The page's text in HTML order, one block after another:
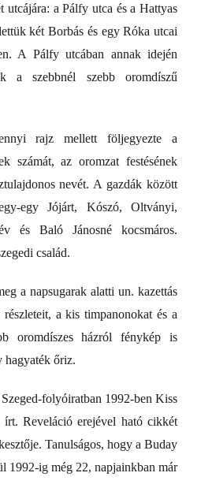
utcájára: a Pálfy utca és a Hattyas
két Borbás és egy Róka utcai
A Pálfy utcában annak idején
a szebbnél szebb oromdíszű
rajz mellett följegyezte a
számát, az oromzat festésének
nevét. A gazdák között
egy Jójárt, Kószó, Oltványi,
és Baló Jánosné kocsmáros.
család.
a napsugarak alatti un. kazettás
a kis timpanonokat és a
oromdíszes házról fénykép is
hagyaték őriz.
folyóiratban 1992-ben Kiss
Reveláció erejével ható cikkét
Tanulságos, hogy a Buday
1992-ig még 22, napjainkban már